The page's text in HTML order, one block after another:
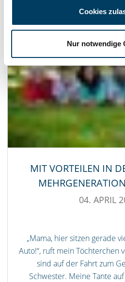
Cookies
Nur notwendige
MIT VORTEILEN IN
04. APRIL
„Mama, hier sitzen gerade
Auto!“, ruft mein Töchterchen
sind auf der Fahrt zum
Schwester. Meine Tante